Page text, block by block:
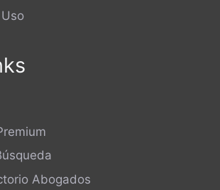
Abogados